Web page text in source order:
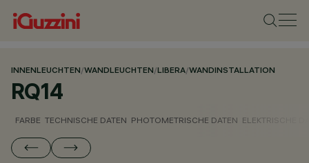
INNENLEUCHTEN/WANDLEUCHTEN/LIBERA/WANDINSTALLATION
RQ14
FARBE TECHNISCHE DATEN PHOTOMETRISCHE DATEN ELEKTRISCHE